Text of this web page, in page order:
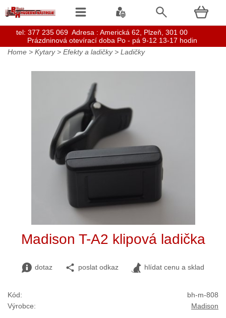
Home > Kytary> Efekty a ladičky> Ladičky
Madison T-A2 klipová ladička
dotaz poslat odkaz hlídat cenu a sklad
Kód:
bh-m-808
Výrobce:
Madison
tel: 377 235 069 Adresa : Americká 62, Plzeň, 301 00
Prázdninová otevírací doba Po - pá 9-12 13-17 hodin